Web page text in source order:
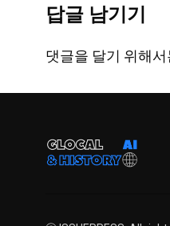
답글 남기기
댓글을 달기 위해서